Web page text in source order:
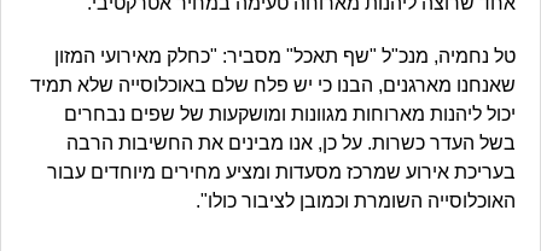
טל נחמיה, מנכ"ל "שף תאכל" מסביר: "כחלק מאירועי המזון
שאנחנו מארגנים, הבנו כי יש פלח שלם באוכלוסייה שלא תמיד
יכול ליהנות מארוחות מגוונות ומושקעות של שפים נבחרים
בשל העדר כשרות. על כן, אנו מבינים את החשיבות הרבה
בעריכת אירוע שמרכז מסעדות ומציע מחירים מיוחדים עבור
האוכלוסייה השומרת וכמובן לציבור כולו".